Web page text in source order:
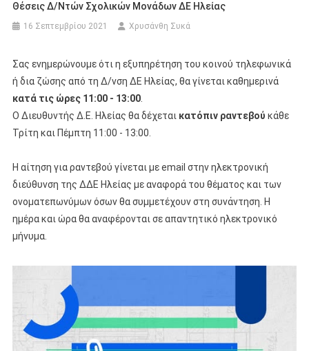
Θέσεις Δ/ντών Σχολικών Μονάδων ΔΕ Ηλείας
16 Σεπτεμβρίου 2021 Χρυσάνθη Συκά
Σας ενημερώνουμε ότι η εξυπηρέτηση του κοινού τηλεφωνικά
ή δια ζώσης από τη Δ/νση ΔΕ Ηλείας, θα γίνεται καθημερινά
κατά τις ώρες 11:00 - 13:00.
Ο Διευθυντής Δ.Ε. Ηλείας θα δέχεται κατόπιν ραντεβού κάθε
Τρίτη και Πέμπτη 11:00 - 13:00.
Η αίτηση για ραντεβού γίνεται με email στην ηλεκτρονική
διεύθυνση της ΔΔΕ Ηλείας με αναφορά του θέματος και των
ονοματεπωνύμων όσων θα συμμετέχουν στη συνάντηση. Η
ημέρα και ώρα θα αναφέρονται σε απαντητικό ηλεκτρονικό
μήνυμα.